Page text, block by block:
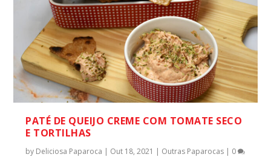
PATÉ DE QUEIJO CREME COM TOMATE SECO
E TORTILHAS
by Deliciosa Paparoca | Out 18, 2021 | Outras Paparocas | 0